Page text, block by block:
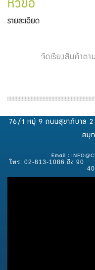
หัวข้อ
รายละเอียด
จัดเรียงสินค้าตาม
76/1 หมู่ 9 ถนนสุขาภิบาล 2
สมุ
Email :
โทร. 02-813-1086 ถึง